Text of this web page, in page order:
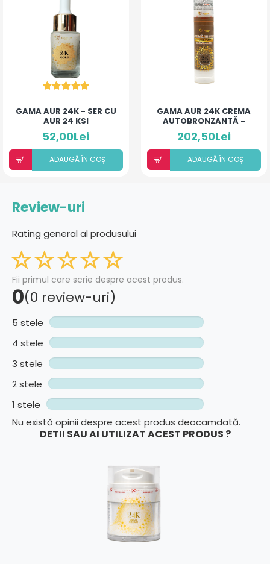
GAMA AUR 24K - SER CU
AUR 24 KSI
NIACINAMIDĂ
52,00Lei
ADAUGÃ ÎN COȘ
GAMA AUR 24K CREMA
AUTOBRONZANTĂ -
„MAGIE AURIE”
202,50Lei
ADAUGÃ ÎN COȘ
Review-uri
Rating general al produsului
Fii primul care scrie despre acest produs.
0(0 review-uri)
5 stele
4 stele
3 stele
2 stele
1 stele
Nu există opinii despre acest produs deocamdată.
DETII SAU AI UTILIZAT ACEST PRODUS ?